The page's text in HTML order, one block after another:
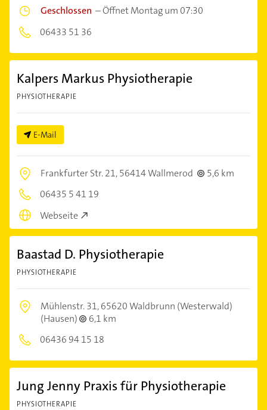
Geschlossen –Öffnet Montag um 07:30
06433 51 36
Kalpers Markus Physiotherapie
PHYSIOTHERAPIE
E-Mail
Frankfurter Str. 21,56414 Wallmerod
5,6 km
06435 5 41 19
Webseite
Baastad D. Physiotherapie
PHYSIOTHERAPIE
Mühlenstr. 31,65620 Waldbrunn (Westerwald)
(Hausen)
6,1 km
06436 94 15 18
Jung Jenny Praxis für Physiotherapie
PHYSIOTHERAPIE